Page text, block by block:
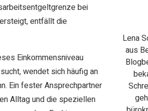
bei
entfällt die
Einkommensniveau
sucht, wendet sich häufig an
Ein fester Ansprechpartner
Alltag und die speziellen
Lena
aus